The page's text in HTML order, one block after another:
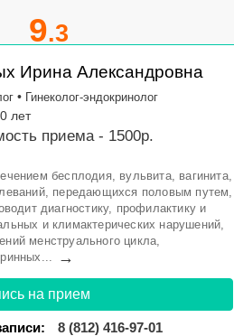
9.3
Ирина Александровна
• Гинеколог-эндокринолог
лет
приема - 1500р.
бесплодия, вульвита, вагинита,
передающихся половым путем,
диагностику, профилактику и
и климактерических нарушений,
менструального цикла,
→
на прием
8 (812) 416-97-01